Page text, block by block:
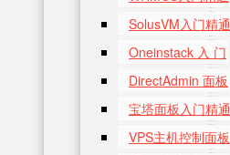
SolusVM入门精通
Oneinstack 入 门
DirectAdmin 面板
宝塔面板入门精通
VPS主机控制面板